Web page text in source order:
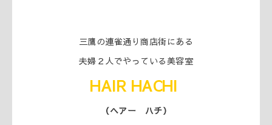
三鷹の連雀通り商店街にある
夫婦２人でやっている美容室
HAIR HACHI
（ヘアー ハチ）